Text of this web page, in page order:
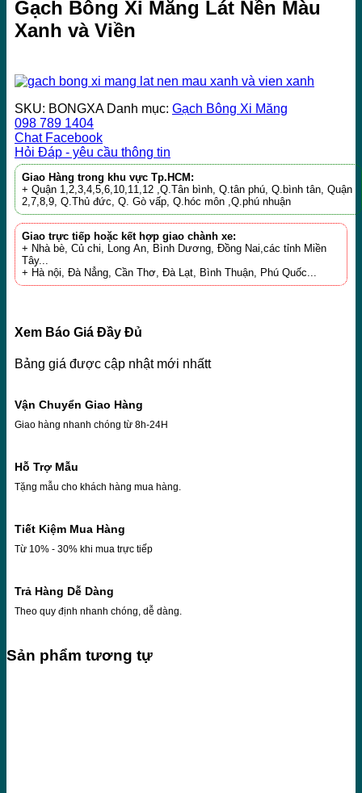
Gạch Bông Xi Măng Lát Nền Màu
Xanh và Viền
SKU: BONGXA Danh mục: Gạch Bông Xi Măng
098 789 1404
Chat Facebook
Hỏi Đáp - yêu cầu thông tin
Giao Hàng trong khu vực Tp.HCM:
+ Quận 1,2,3,4,5,6,10,11,12 ,Q.Tân bình, Q.tân phú, Q.bình tân, Quận
2,7,8,9, Q.Thủ đức, Q. Gò vấp, Q.hóc môn ,Q.phú nhuận
Giao trực tiếp hoặc kết hợp giao chành xe:
+ Nhà bè, Củ chi, Long An, Bình Dương, Đồng Nai,các tỉnh Miền
Tây...
+ Hà nội, Đà Nẳng, Cần Thơ, Đà Lạt, Bình Thuận, Phú Quốc...
Xem Báo Giá Đầy Đủ
Bảng giá được cập nhật mới nhấtt
Vận Chuyển Giao Hàng
Giao hàng nhanh chóng từ 8h-24H
Hỗ Trợ Mẫu
Tặng mẫu cho khách hàng mua hàng.
Tiết Kiệm Mua Hàng
Từ 10% - 30% khi mua trực tiếp
Trả Hàng Dễ Dàng
Theo quy định nhanh chóng, dễ dàng.
Sản phẩm tương tự